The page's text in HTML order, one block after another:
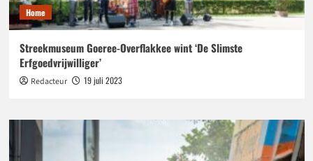
Home
Streekmuseum Goeree-Overflakkee wint ‘De Slimste
Erfgoedvrijwilliger’
Redacteur 19 juli 2023